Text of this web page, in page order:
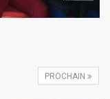
PROCHAIN